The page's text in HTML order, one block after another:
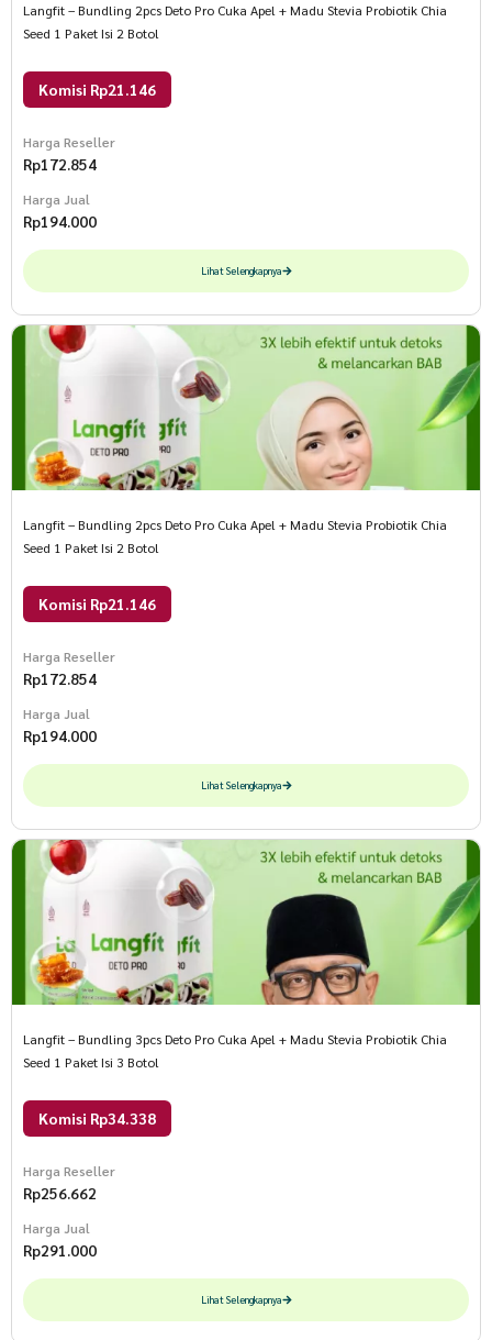
Langfit – Bundling 2pcs Deto Pro Cuka Apel + Madu Stevia Probiotik Chia
Seed 1 Paket Isi 2 Botol
Komisi Rp21.146
Harga Reseller
Rp172.854
Harga Jual
Rp194.000
Lihat Selengkapnya
Langfit – Bundling 2pcs Deto Pro Cuka Apel + Madu Stevia Probiotik Chia
Seed 1 Paket Isi 2 Botol
Komisi Rp21.146
Harga Reseller
Rp172.854
Harga Jual
Rp194.000
Lihat Selengkapnya
Langfit – Bundling 3pcs Deto Pro Cuka Apel + Madu Stevia Probiotik Chia
Seed 1 Paket Isi 3 Botol
Komisi Rp34.338
Harga Reseller
Rp256.662
Harga Jual
Rp291.000
Lihat Selengkapnya